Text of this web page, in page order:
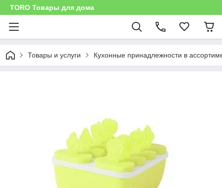
TORO Товары для дома
Товары и услуги Кухонные принадлежности в